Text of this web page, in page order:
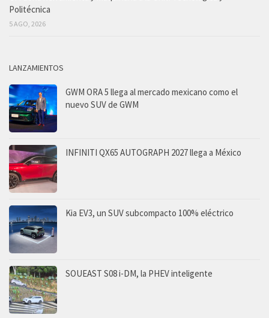
Politécnica
5 AGO, 2026
LANZAMIENTOS
GWM ORA 5 llega al mercado mexicano como el
nuevo SUV de GWM
INFINITI QX65 AUTOGRAPH 2027 llega a México
Kia EV3, un SUV subcompacto 100% eléctrico
SOUEAST S08 i-DM, la PHEV inteligente